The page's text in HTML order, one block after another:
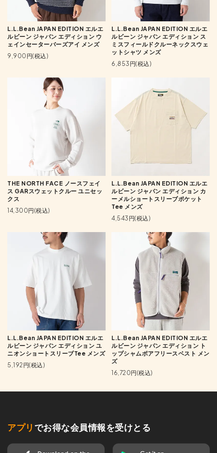
L.L.Bean JAPAN EDITION エルエ
ルビーン ジャパン エディション ウ
ェインセーターバーズアイ メンズ
9,900円(税込)
L.L.Bean JAPAN EDITION エルエ
ルビーン ジャパン エディション ス
ミスフィールドクルーネックスウェ
ットシャツ メンズ
6,853円(税込)
THE NORTH FACE ノースフェイ
ス GARスウェットクルー ユニセッ
クス
14,300円(税込)
L.L.Bean JAPAN EDITION エルエ
ルビーン ジャパン エディション カ
ーメルショートスリーブポケット
Tee メンズ
4,543円(税込)
L.L.Bean JAPAN EDITION エルエ
ルビーン ジャパン エディション ユ
ニオンショートスリーブTee メンズ
5,192円(税込)
L.L.Bean JAPAN EDITION エルエ
ルビーン ジャパン エディション ト
ップシャムボアフリースベスト メン
ズ
16,720円(税込)
アプリ でお得な会員情報を受けとる